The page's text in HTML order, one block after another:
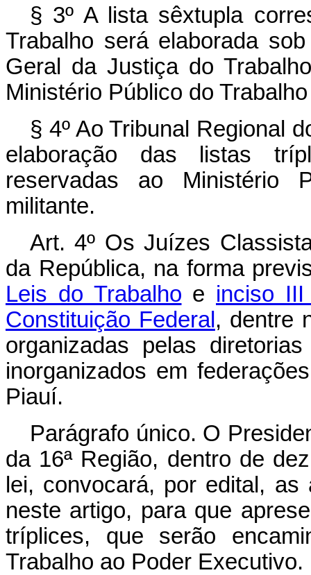
§ 3º A lista sêxtupla
Trabalho será elaborada
Geral da Justiça do
Ministério Público do
§ 4º Ao Tribunal Regional
elaboração das listas
reservadas ao Ministério
militante.
Art. 4º Os Juízes
da República, na forma
Leis do Trabalho e inciso
Constituição Federal , dentre
organizadas pelas
inorganizados em
Piauí.
Parágrafo único. O
da 16ª Região, dentro de
lei, convocará, por edital,
neste artigo, para que
tríplices, que serão
Trabalho ao Poder Executivo.